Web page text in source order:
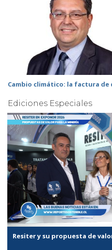
Cambio climático: la factura de
Ediciones Especiales
Resiter y su propuesta de